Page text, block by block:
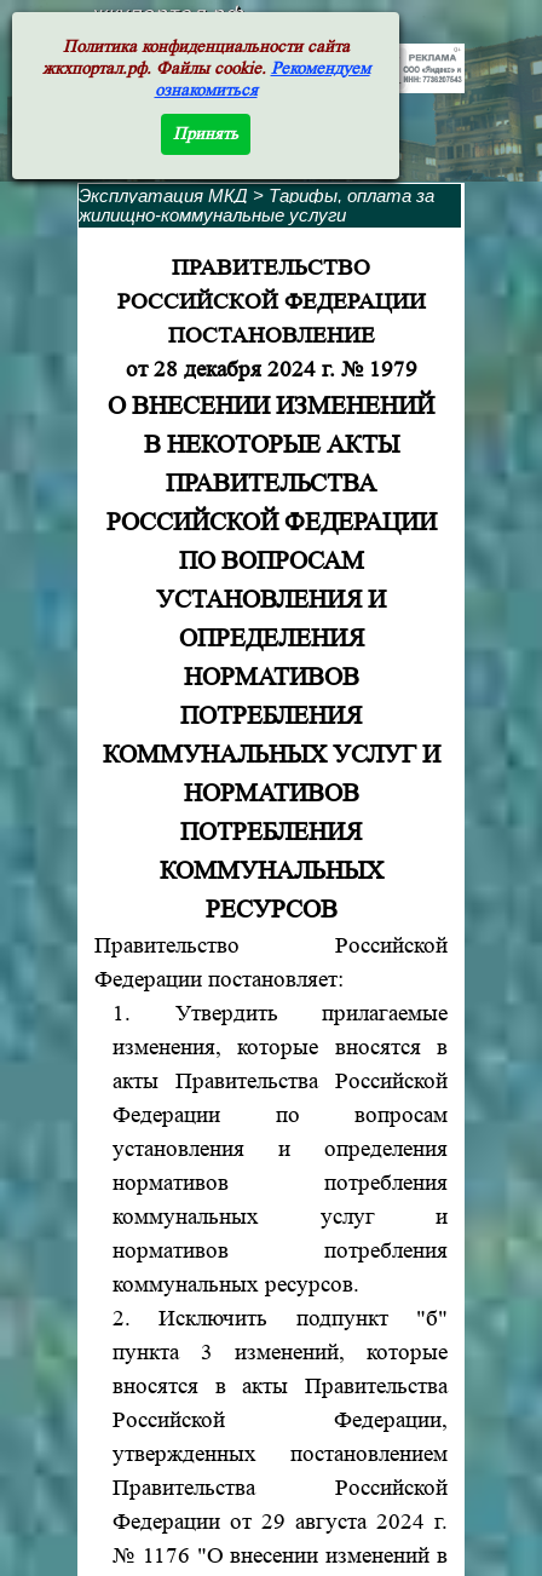
жкхпортал.рф
Эксплуатация МКД > Тарифы, оплата за
жилищно-коммунальные услуги
ПРАВИТЕЛЬСТВО
РОССИЙСКОЙ ФЕДЕРАЦИИ
ПОСТАНОВЛЕНИЕ
от 28 декабря 2024 г. № 1979
О ВНЕСЕНИИ ИЗМЕНЕНИЙ
В НЕКОТОРЫЕ АКТЫ
ПРАВИТЕЛЬСТВА
РОССИЙСКОЙ ФЕДЕРАЦИИ
ПО ВОПРОСАМ
УСТАНОВЛЕНИЯ И
ОПРЕДЕЛЕНИЯ
НОРМАТИВОВ
ПОТРЕБЛЕНИЯ
КОММУНАЛЬНЫХ УСЛУГ И
НОРМАТИВОВ
ПОТРЕБЛЕНИЯ
КОММУНАЛЬНЫХ
РЕСУРСОВ
Правительство Российской
Федерации постановляет:
1. Утвердить прилагаемые
изменения, которые вносятся в
акты Правительства Российской
Федерации по вопросам
установления и определения
нормативов потребления
коммунальных услуг и
нормативов потребления
коммунальных ресурсов.
2. Исключить подпункт "б"
пункта 3 изменений, которые
вносятся в акты Правительства
Российской Федерации,
утвержденных постановлением
Правительства Российской
Федерации от 29 августа 2024 г.
№ 1176 "О внесении изменений в
Политика конфиденциальности сайта
жкхпортал.рф. Файлы cookie. Рекомендуем
ознакомиться
Принять